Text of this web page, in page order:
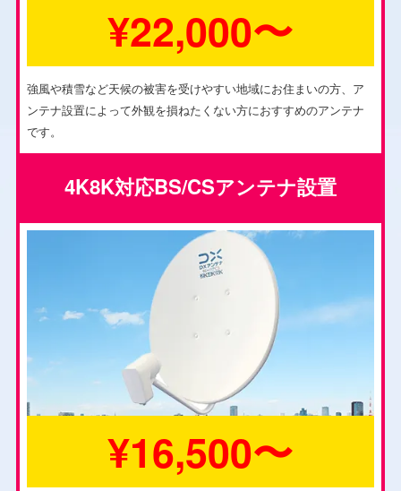
¥22,000〜
強風や積雪など天候の被害を受けやすい地域にお住まいの方、ア
ンテナ設置によって外観を損ねたくない方におすすめのアンテナ
です。
4K8K対応BS/CSアンテナ設置
¥16,500〜